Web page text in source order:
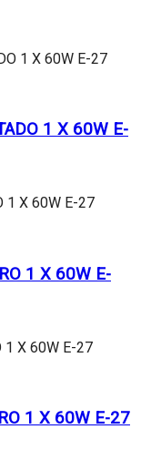
1 X 60W E-
1 X 60W E-
1 X 60W E-27